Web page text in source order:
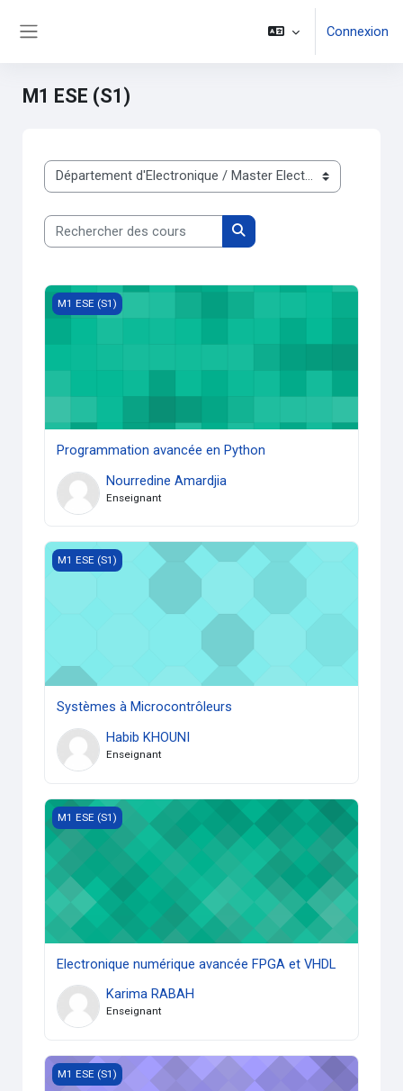
Connexion
M1 ESE (S1)
Catégories de cours
Rechercher des cours
Rechercher des cours
Programmation avancée en Python
M1 ESE (S1)
Programmation avancée en Python
Nourredine Amardjia
Enseignant
Systèmes à Microcontrôleurs
M1 ESE (S1)
Systèmes à Microcontrôleurs
Habib KHOUNI
Enseignant
Electronique numérique avancée FPGA et VHDL
M1 ESE (S1)
Electronique numérique avancée FPGA et VHDL
Karima RABAH
Enseignant
Traitement avancé du signal
M1 ESE (S1)